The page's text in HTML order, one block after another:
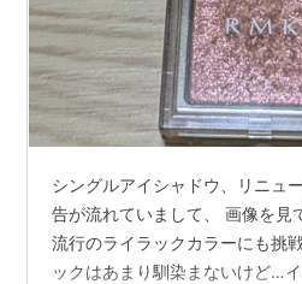
シングルアイシャドウ、リニュ
告が流れていまして、 画像を見
流行のライラックカラーにも挑
ックはあまり馴染まないけど…